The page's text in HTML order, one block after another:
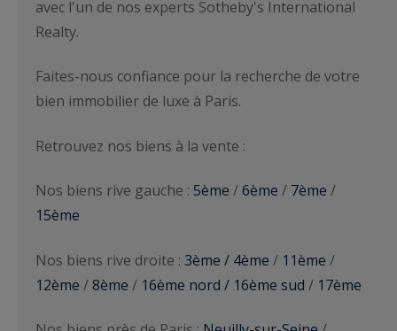
avec l'un de nos experts Sotheby's International
Realty.
Faites-nous confiance pour la recherche de votre
bien immobilier de luxe à Paris.
Retrouvez nos biens à la vente :
Nos biens rive gauche : 5ème /6ème / 7ème /
15ème
Nos biens rive droite : 3ème / 4ème / 11ème /
12ème /8ème / 16ème nord / 16ème sud / 17ème